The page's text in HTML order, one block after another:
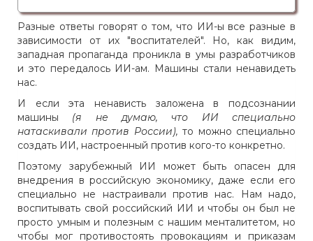
Разные ответы говорят о том, что ИИ-ы все разные в
зависимости от их "воспитателей". Но, как видим,
западная пропаганда проникла в умы разработчиков
и это передалось ИИ-ам. Машины стали ненавидеть
нас.
И если эта ненависть заложена в подсознании
машины (я не думаю, что ИИ специально
натаскивали против России), то можно специально
создать ИИ, настроенный против кого-то конкретно.
Поэтому зарубежный ИИ может быть опасен для
внедрения в российскую экономику, даже если его
специально не настраивали против нас. Нам надо,
воспитывать свой российский ИИ и чтобы он был не
просто умным и полезным с нашим менталитетом, но
чтобы мог противостоять провокациям и приказам